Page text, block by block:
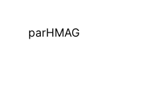
parHMAG